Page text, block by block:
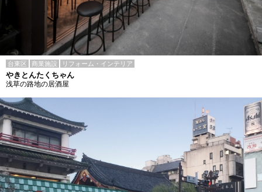
台東区 商業施設 リフォーム・インテリア
やきとんたくちゃん
浅草の路地の居酒屋